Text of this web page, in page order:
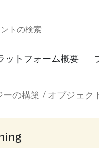
ットフォーム概要
ーの構築 オブジェク